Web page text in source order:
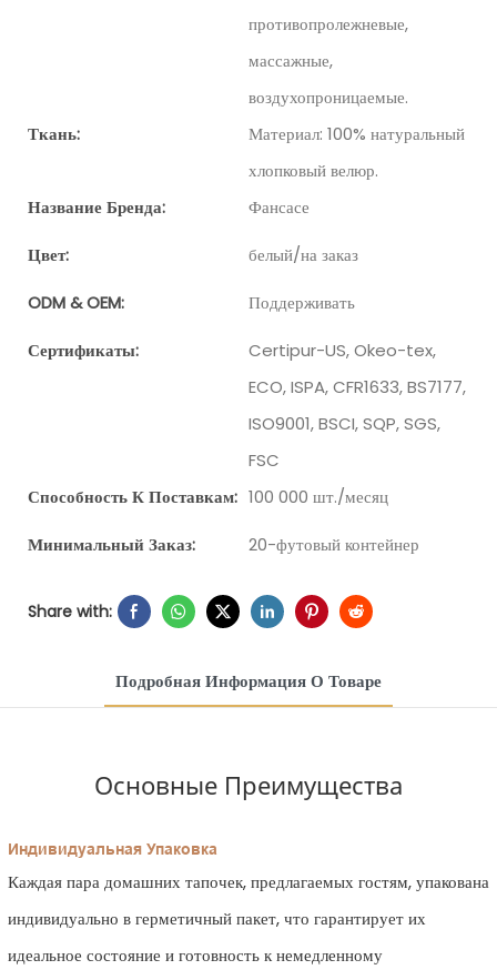
противопролежневые,
массажные,
воздухопроницаемые.
Ткань:
Материал: 100% натуральный
хлопковый велюр.
Название Бренда:
Фансасе
Цвет: белый/на заказ
ODM & OEM: Поддерживать
Сертификаты:
Certipur-US, Okeo-tex,
ECO, ISPA, CFR1633, BS7177,
ISO9001, BSCI, SQP, SGS,
FSC
Способность К Поставкам: 100 000 шт./месяц
Минимальный Заказ: 20-футовый контейнер
Share with:
Подробная Информация О Товаре
Основные Преимущества
Индивидуальная Упаковка
Каждая пара домашних тапочек, предлагаемых гостям, упакована
индивидуально в герметичный пакет, что гарантирует их
идеальное состояние и готовность к немедленному